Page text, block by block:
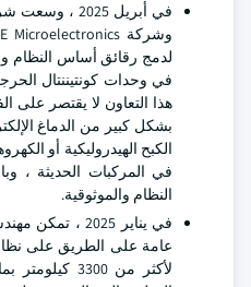
لدمج رقائق أساس النظام
في وحدات كونتيننتال
هذا التعاون لا يقتصر على
بشكل كبير من الدماغ
الكبح الهيدروليكية أو
في المركبات الحديثة ،
النظام والموثوقية.
عامة على الطريق على
لأكثر من